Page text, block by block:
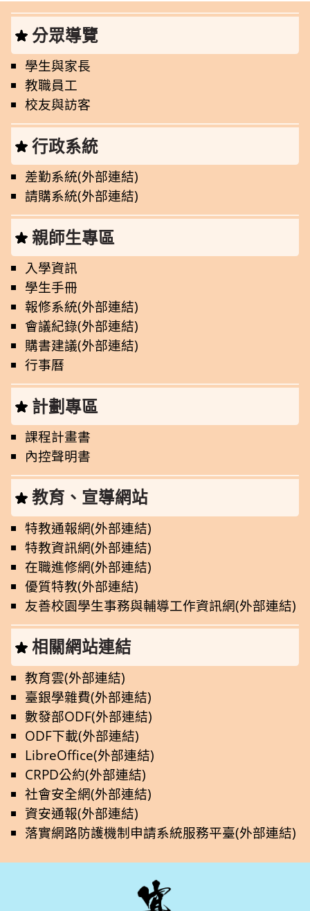
分眾導覽
學生與家長
教職員工
校友與訪客
行政系統
差勤系統(外部連結)
請購系統(外部連結)
親師生專區
入學資訊
學生手冊
報修系統(外部連結)
會議紀錄(外部連結)
購書建議(外部連結)
行事曆
計劃專區
課程計畫書
內控聲明書
教育、宣導網站
特教通報網(外部連結)
特教資訊網(外部連結)
在職進修網(外部連結)
優質特教(外部連結)
友善校園學生事務與輔導工作資訊網(外部連結)
相關網站連結
教育雲(外部連結)
臺銀學雜費(外部連結)
數發部ODF(外部連結)
ODF下載(外部連結)
LibreOffice(外部連結)
CRPD公約(外部連結)
社會安全網(外部連結)
資安通報(外部連結)
落實網路防護機制申請系統服務平臺(外部連結)